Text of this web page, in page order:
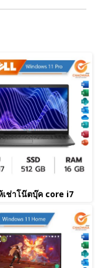
เช่าโน๊ตบุ๊ค core i7